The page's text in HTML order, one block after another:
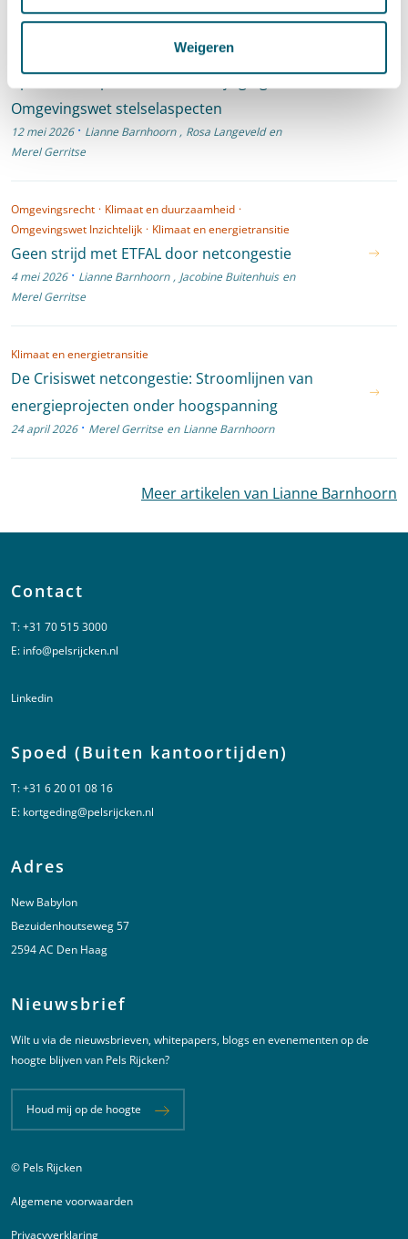
Weigeren
Omgevingsrecht · Stedelijke en gebiedsontwikkeling ·
Omgevingswet Inzichtelijk
Wat verandert er in de projectprocedure? Een blik
op het conceptwetsvoorstel Wijzigingswet
Omgevingswet stelselaspecten
12 mei 2026 · Lianne Barnhoorn , Rosa Langeveld en
Merel Gerritse
Omgevingsrecht · Klimaat en duurzaamheid ·
Omgevingswet Inzichtelijk · Klimaat en energietransitie
Geen strijd met ETFAL door netcongestie
4 mei 2026 · Lianne Barnhoorn , Jacobine Buitenhuis en
Merel Gerritse
Klimaat en energietransitie
De Crisiswet netcongestie: Stroomlijnen van
energieprojecten onder hoogspanning
24 april 2026 · Merel Gerritse en Lianne Barnhoorn
Meer artikelen van Lianne Barnhoorn
Contact
T:+31 70 515 3000
E: info@pelsrijcken.nl
Linkedin
Spoed (Buiten kantoortijden)
T:+31 6 20 01 08 16
E: kortgeding@pelsrijcken.nl
Adres
New Babylon
Bezuidenhoutseweg 57
2594 AC Den Haag
Nieuwsbrief
Wilt u via de nieuwsbrieven, whitepapers, blogs en evenementen op de
hoogte blijven van Pels Rijcken?
Houd mij op de hoogte
Juridische informatie
© Pels Rijcken
Algemene voorwaarden
Privacyverklaring